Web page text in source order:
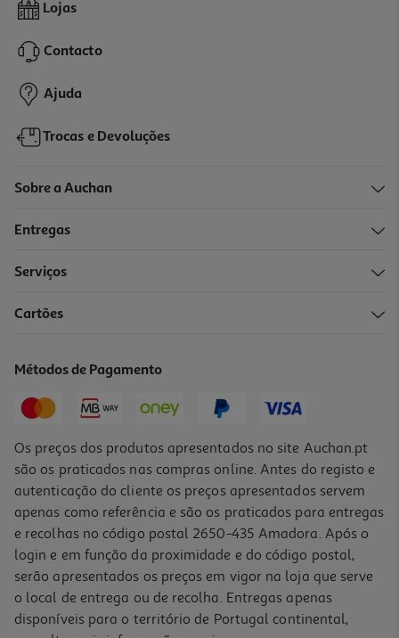
Lojas
Contacto
Ajuda
Trocas e Devoluções
Sobre a Auchan
Entregas
Serviços
Cartões
Métodos de Pagamento
Os preços dos produtos apresentados no site Auchan.pt
são os praticados nas compras online. Antes do registo e
autenticação do cliente os preços apresentados servem
apenas como referência e são os praticados para entregas
e recolhas no código postal 2650-435 Amadora. Após o
login e em função da proximidade e do código postal,
serão apresentados os preços em vigor na loja que serve
o local de entrega ou de recolha. Entregas apenas
disponíveis para o território de Portugal continental,